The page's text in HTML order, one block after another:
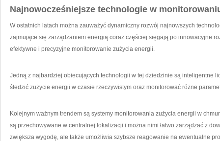
Najnowocześniejsze technologie w
W ostatnich latach‍ można zauważyć dynamiczny ⁢rozwój najnowszych
⁤zajmujące się ‍zarządzaniem energią coraz‌ częściej sięgają po⁢ innowacyjne
efektywne i precyzyjne monitorowanie zużycia energii.
Jedną z najbardziej obiecujących technologii w tej dziedzinie są inteligentne
śledzić zużycie ‍energii w‌ czasie rzeczywistym oraz monitorować ⁢różne​
Kolejnym ważnym trendem są ‍systemy monitorowania zużycia energii w
są przechowywane w centralnej lokalizacji ​i można nimi łatwo zarządzać⁢ z
zwiększa⁢ wygodę, ale także umożliwia szybsze reagowanie na ewentualne